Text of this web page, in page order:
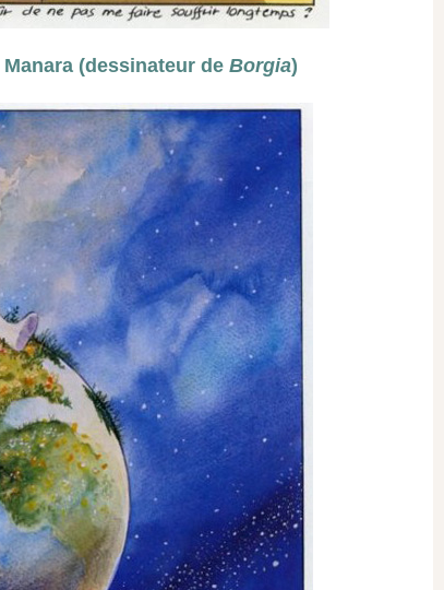
(dessinateur deBorgia)